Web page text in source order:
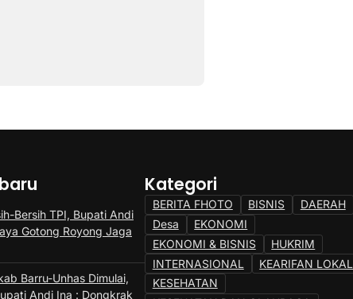
Bersih TPI, Bupati Andi
Gotong Royong Jaga
Barru-Unhas Dimulai,
Andi Ina : Dongkrak
Kategori
BERITA FHOTO BISNIS
DAERAH
Desa
EKONOMI
EKONOMI & BISNIS
HUKRIM
INTERNASIONAL
KEARIFAN LOKAL
KESEHATAN